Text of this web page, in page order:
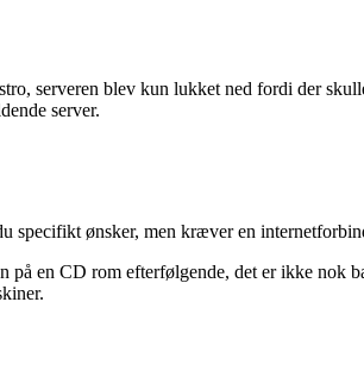
serveren blev kun lukket ned fordi der
server.
ønsker, men kræver en
en CD rom efterfølgende, det er ikke nok